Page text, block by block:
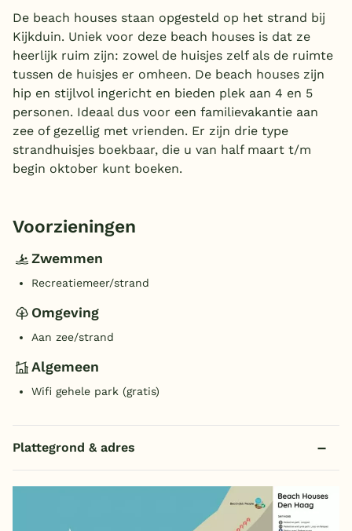
De beach houses staan opgesteld op het strand bij
Kijkduin. Uniek voor deze beach houses is dat ze
heerlijk ruim zijn: zowel de huisjes zelf als de ruimte
tussen de huisjes er omheen. De beach houses zijn
hip en stijlvol ingericht en bieden plek aan 4 en 5
personen. Ideaal dus voor een familievakantie aan
zee of gezellig met vrienden. Er zijn drie type
strandhuisjes boekbaar, die u van half maart t/m
begin oktober kunt boeken.
Voorzieningen
Zwemmen
Recreatiemeer/strand
Omgeving
Aan zee/strand
Algemeen
Wifi gehele park (gratis)
Plattegrond & adres